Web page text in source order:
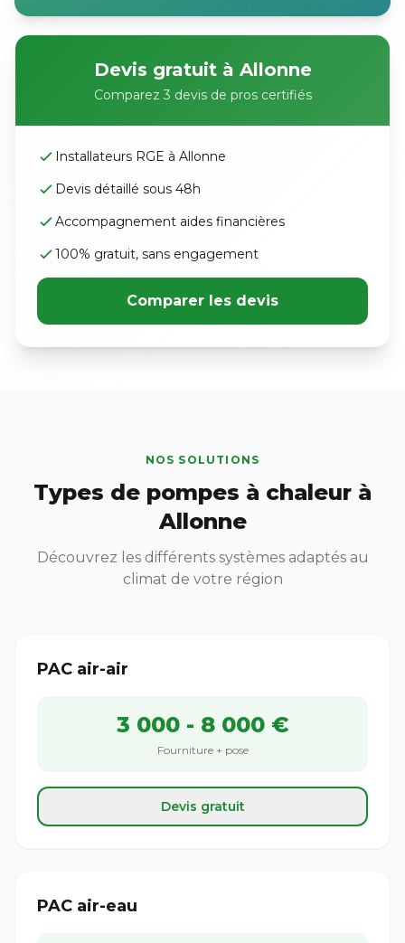
Devis gratuit à Allonne
Comparez 3 devis de pros certifiés
Installateurs RGE à Allonne
Devis détaillé sous 48h
Accompagnement aides financières
100% gratuit, sans engagement
Comparer les devis
NOS SOLUTIONS
Types de pompes à chaleur à
Allonne
Découvrez les différents systèmes adaptés au
climat de votre région
PAC air-air
3 000 - 8 000 €
Fourniture + pose
Devis gratuit
PAC air-eau